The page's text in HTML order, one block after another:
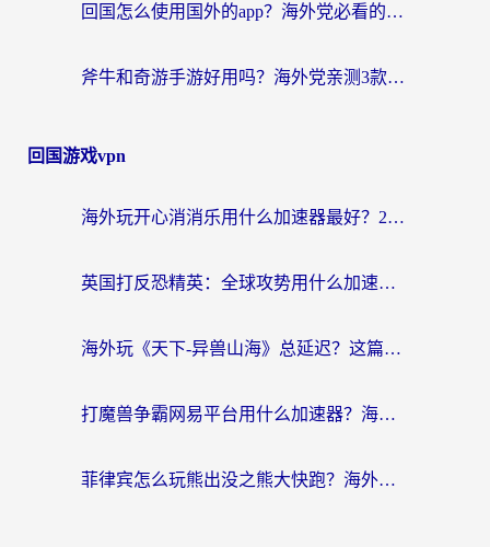
回国怎么使用国外的app？海外党必看的无缝访问国内资源全攻略
斧牛和奇游手游好用吗？海外党亲测3款回国加速器，选对才能无缝刷国内资源
回国游戏vpn
海外玩开心消消乐用什么加速器最好？2026真实体验指南，告别延迟卡顿
英国打反恐精英：全球攻势用什么加速器？2026年实测有效的国服游戏加速指南
海外玩《天下-异兽山海》总延迟？这篇延迟加速器指南帮你告别卡顿（附日本玩Sky光·遇最高警戒解决方案）
打魔兽争霸网易平台用什么加速器？海外党亲测有效的国服游戏加速指南
菲律宾怎么玩熊出没之熊大快跑？海外党国服游戏加速终极攻略（附3款热门游戏实测）